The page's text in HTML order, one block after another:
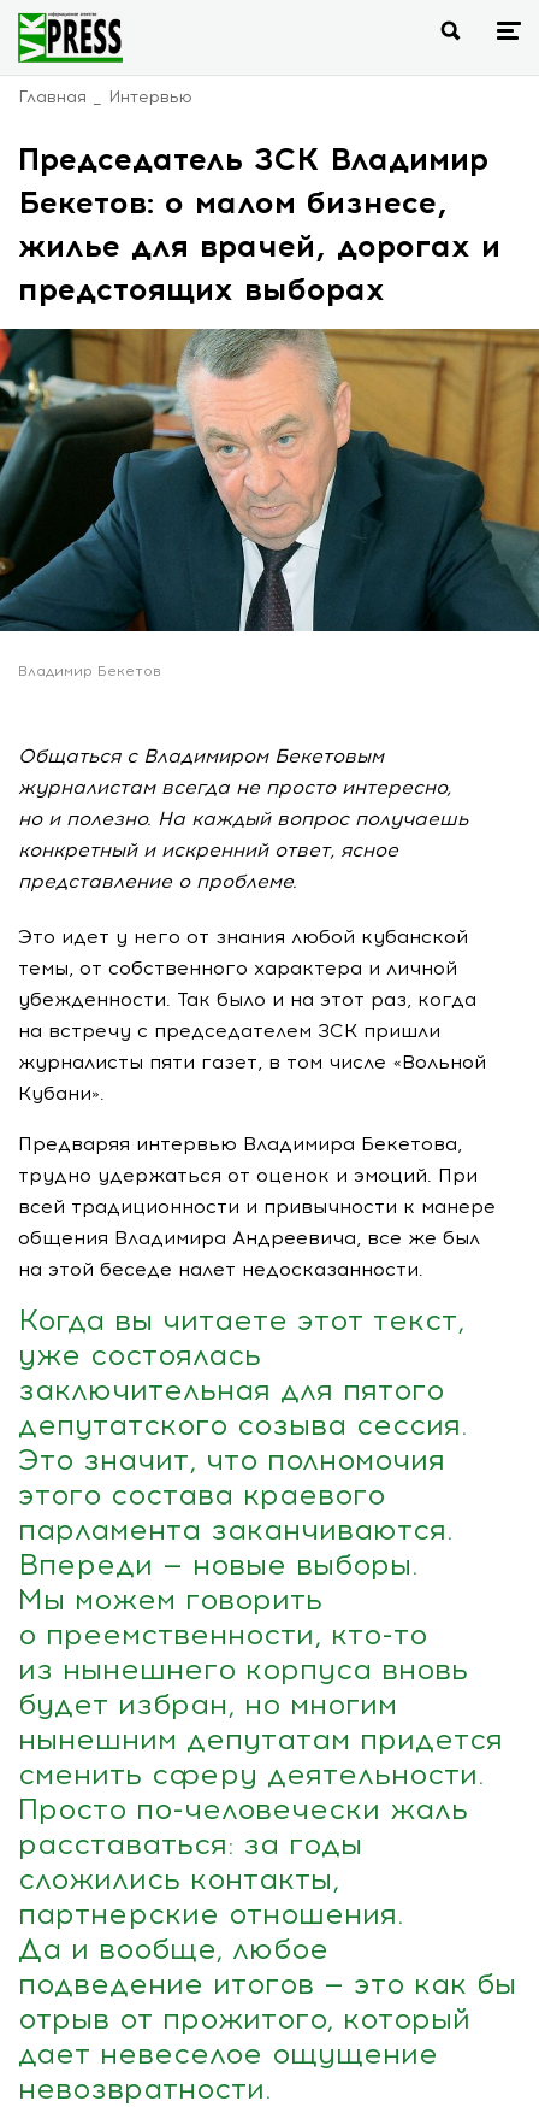
Главная Интервью
Председатель ЗСК Владимир
Бекетов: о малом бизнесе,
жилье для врачей, дорогах и
предстоящих выборах
Владимир Бекетов
Общаться с Владимиром Бекетовым
журналистам всегда не просто интересно,
но и полезно. На каждый вопрос получаешь
конкретный и искренний ответ, ясное
представление о проблеме.
Это идет у него от знания любой кубанской
темы, от собственного характера и личной
убежденности. Так было и на этот раз, когда
на встречу с председателем ЗСК пришли
журналисты пяти газет, в том числе «Вольной
Кубани».
Предваряя интервью Владимира Бекетова,
трудно удержаться от оценок и эмоций. При
всей традиционности и привычности к манере
общения Владимира Андреевича, все же был
на этой беседе налет недосказанности.
Когда вы читаете этот текст,
уже состоялась
заключительная для пятого
депутатского созыва сессия.
Это значит, что полномочия
этого состава краевого
парламента заканчиваются.
Впереди — новые выборы.
Мы можем говорить
о преемственности, кто-то
из нынешнего корпуса вновь
будет избран, но многим
нынешним депутатам придется
сменить сферу деятельности.
Просто по-человечески жаль
расставаться: за годы
сложились контакты,
партнерские отношения.
Да и вообще, любое
подведение итогов — это как бы
отрыв от прожитого, который
дает невеселое ощущение
невозвратности.